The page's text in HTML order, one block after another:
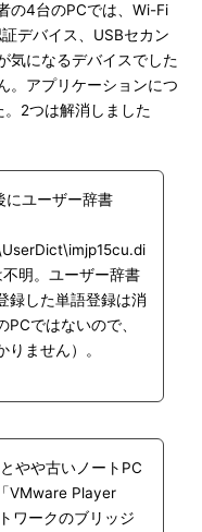
の4台のPCでは、Wi-Fi
デバイス、USBセカン
気になるデバイスでした
。アプリケーションにつ
2つは解消しました
にユーザー辞書
明。ユーザー辞書
録した単語登録は消
ではないので、
ません）。
やや古いノートPC
VMware Player
ワークのブリッジ